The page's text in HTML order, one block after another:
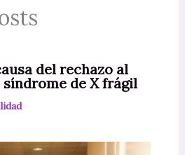
del rechazo al
de X frágil